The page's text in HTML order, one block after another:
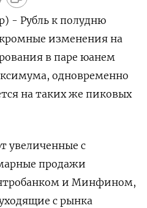
- Рубль к полудню
изменения на
в паре юанем
одновременно
на таких же пиковых
увеличенные с
продажи
и Минфином,
с рынка